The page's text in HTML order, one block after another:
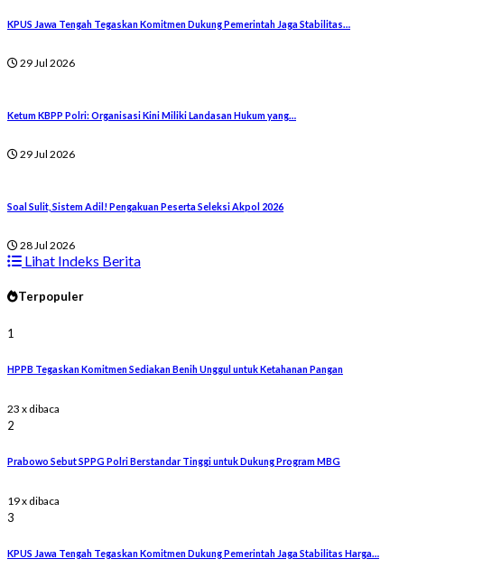
KPUS Jawa Tengah Tegaskan Komitmen Dukung Pemerintah Jaga Stabilitas…
29 Jul 2026
Ketum KBPP Polri: Organisasi Kini Miliki Landasan Hukum yang…
29 Jul 2026
Soal Sulit, Sistem Adil! Pengakuan Peserta Seleksi Akpol 2026
28 Jul 2026
Lihat Indeks Berita
Terpopuler
1
HPPB Tegaskan Komitmen Sediakan Benih Unggul untuk Ketahanan Pangan
23 x dibaca
2
Prabowo Sebut SPPG Polri Berstandar Tinggi untuk Dukung Program MBG
19 x dibaca
3
KPUS Jawa Tengah Tegaskan Komitmen Dukung Pemerintah Jaga Stabilitas Harga…